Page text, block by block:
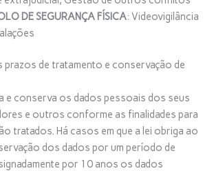
DE SEGURANÇA FÍSICA: Videovigilância
prazos de tratamento e conservação de
e conserva os dados pessoais dos seus
e outros conforme as finalidades para
tratados. Há casos em que a lei obriga ao
dos dados por um período de
por 10 anos os dados